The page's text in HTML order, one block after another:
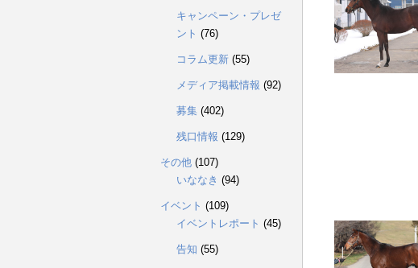
キャンペーン・プレゼ
ント (76)
コラム更新 (55)
メディア掲載情報 (92)
募集 (402)
残口情報 (129)
その他 (107)
いななき (94)
イベント (109)
イベントレポート (45)
告知 (55)